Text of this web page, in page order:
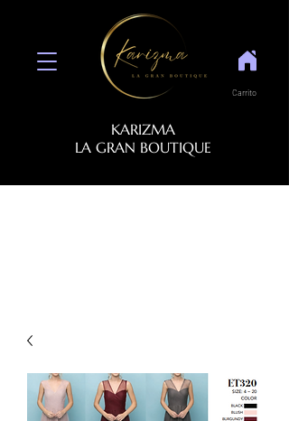
KARIZMA
LA GRAN BOUTIQUE
Carrito